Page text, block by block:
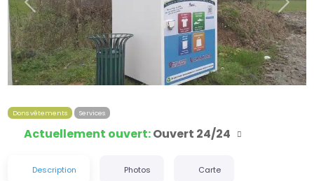
Précédent
Dons vêtements Services
Actuellement ouvert:Ouvert 24/24
Description Photos Carte